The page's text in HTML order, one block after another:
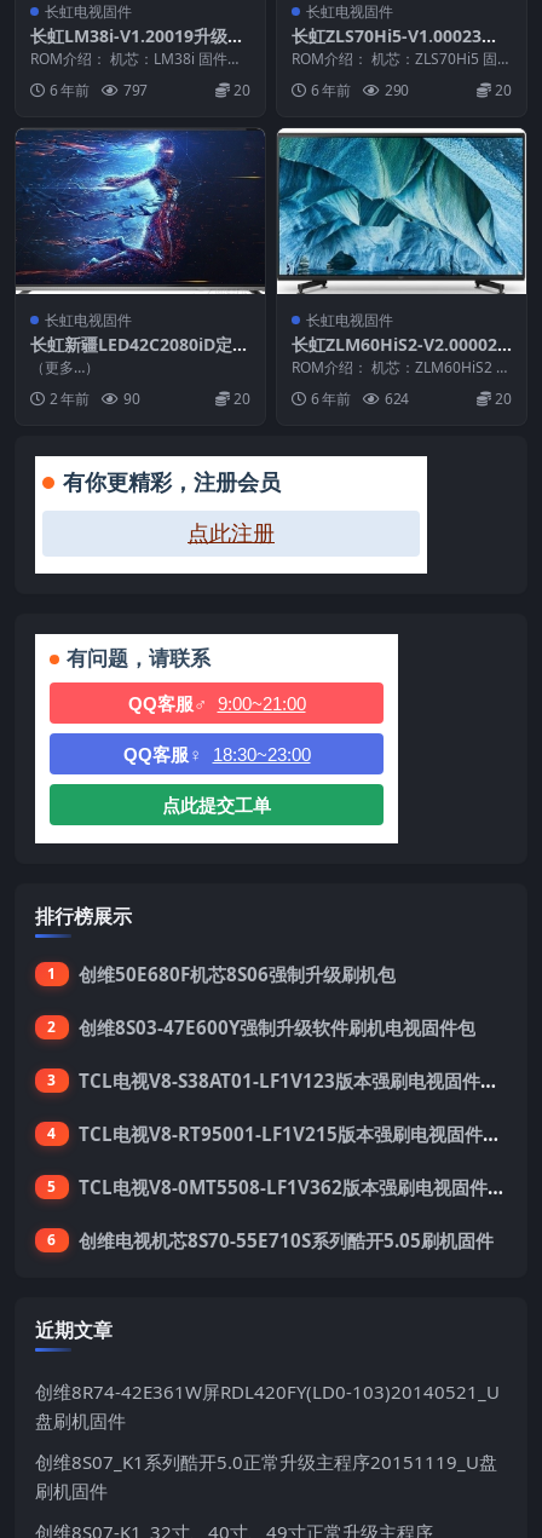
长虹电视固件
长虹LM38i-V1.20019升级到
安卓4.0U盘整机原厂刷机固
件下载
ROM介绍： 机芯：LM38i 固件版
本：1.20019 适用机型：请以机芯
为准...6 年前 797 20
长虹电视固件
长虹ZLS70Hi5-V1.00023整
机原厂刷机固件下载
ROM介绍： 机芯：ZLS70Hi5 固件
版本：V1.00023 适用机型：请
以...6 年前 290 20
长虹电视固件
长虹新疆LED42C2080iD定制
机ZLM41HiS2_V8.03002 U
盘刷机固件
（更多…）
2 年前
90 20
长虹电视固件
长虹ZLM60HiS2-V2.00002
版本USB整机软件刷机固件下
载
ROM介绍： 机芯：ZLM60HiS2 固
件版本：V2.00002 适用机型：
请...6 年前 624 20
有你更精彩，注册会员
点此注册
有问题，请联系
QQ客服♂ 9:00~21:00
QQ客服♀ 18:30~23:00
点此提交工单
排行榜展示
1 创维50E680F机芯8S06强制升级刷机包
2 创维8S03-47E600Y强制升级软件刷机电视固件包
3 TCL电视V8-S38AT01-LF1V123版本强刷电视固件包下载
4 TCL电视V8-RT95001-LF1V215版本强刷电视固件包下载
5 TCL电视V8-0MT5508-LF1V362版本强刷电视固件包下载
6 创维电视机芯8S70-55E710S系列酷开5.05刷机固件
近期文章
创维8R74-42E361W屏RDL420FY(LD0-103)20140521_U
盘刷机固件
创维8S07_K1系列酷开5.0正常升级主程序20151119_U盘
刷机固件
创维8S07-K1_32寸、40寸、49寸正常升级主程序